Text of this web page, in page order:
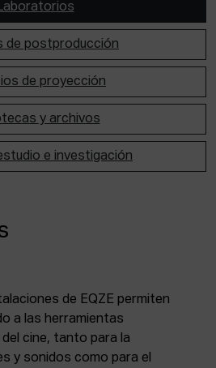
de postproducción
de proyección
y archivos
e investigación
de EQZE permiten
a las herramientas
cine, tanto para la
y sonidos como para el